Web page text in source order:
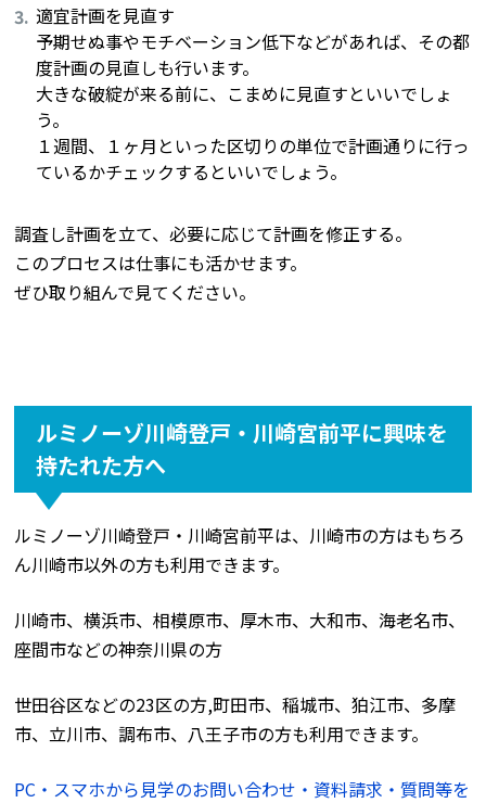
適宜計画を見直す
予期せぬ事やモチベーション低下などがあれば、その都
度計画の見直しも行います。
大きな破綻が来る前に、こまめに見直すといいでしょ
う。
１週間、１ヶ月といった区切りの単位で計画通りに行っ
ているかチェックするといいでしょう。
調査し計画を立て、必要に応じて計画を修正する。
このプロセスは仕事にも活かせます。
ぜひ取り組んで見てください。
ルミノーゾ川崎登戸・川崎宮前平に興味を
持たれた方へ
ルミノーゾ川崎登戸・川崎宮前平は、川崎市の方はもちろ
ん川崎市以外の方も利用できます。
川崎市、横浜市、相模原市、厚木市、大和市、海老名市、
座間市などの神奈川県の方
世田谷区などの23区の方,町田市、稲城市、狛江市、多摩
市、立川市、調布市、八王子市の方も利用できます。
PC・スマホから見学のお問い合わせ・資料請求・質問等を